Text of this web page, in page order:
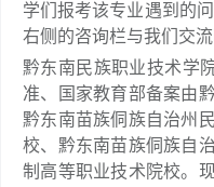
学们报考该专业遇到的
右侧的咨询栏与我们交
黔东南民族职业技术学
准、国家教育部备案由
黔东南苗族侗族自治州
校、黔东南苗族侗族自
制高等职业技术院校。